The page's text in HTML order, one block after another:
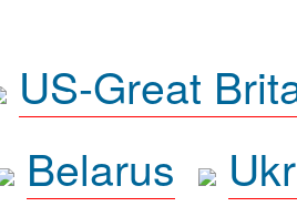
US-Great
Belarus